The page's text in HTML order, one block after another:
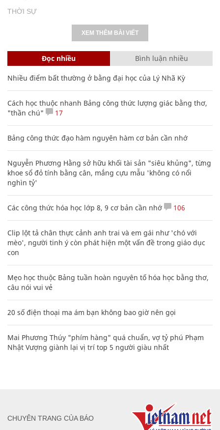
THỜI SỰ
XEM THÊM BÀI VIẾT
Đọc nhiều Bình luận nhiều
Nhiều điểm bất thường ở bằng đại học của Lý Nhã Kỳ
Cách học thuộc nhanh Bảng công thức lượng giác bằng thơ,
"thần chú"
17
Bảng công thức đạo hàm nguyên hàm cơ bản cần nhớ
Nguyễn Phương Hằng sở hữu khối tài sản "siêu khủng", từng
khoe sổ đỏ tính bằng cân, mắng cựu mẫu 'không có nổi
nghìn tỷ'
Các công thức hóa học lớp 8, 9 cơ bản cần nhớ 106
Clip lột tả chân thực cảnh anh trai và em gái như 'chó với
mèo', người tinh ý còn phát hiện một vấn đề trong giáo dục
con
Mẹo học thuộc Bảng tuần hoàn nguyên tố hóa học bằng thơ,
câu nói vui vẻ
20 số điện thoại ma ám bạn không bao giờ nên gọi
Mai Phương Thúy "phím hàng" quá chuẩn, vợ tỷ phú Phạm
Nhật Vượng giành lại vị trí top 5 người giàu nhất
CHUYÊN TRANG CỦA BÁO